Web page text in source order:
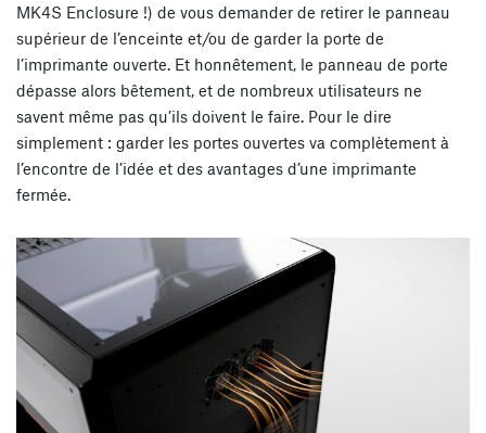
MK4S Enclosure !) de vous demander de retirer le panneau
supérieur de l’enceinte et/ou de garder la porte de
l’imprimante ouverte. Et honnêtement, le panneau de porte
dépasse alors bêtement, et de nombreux utilisateurs ne
savent même pas qu’ils doivent le faire. Pour le dire
simplement : garder les portes ouvertes va complètement à
l’encontre de l’idée et des avantages d’une imprimante
fermée.